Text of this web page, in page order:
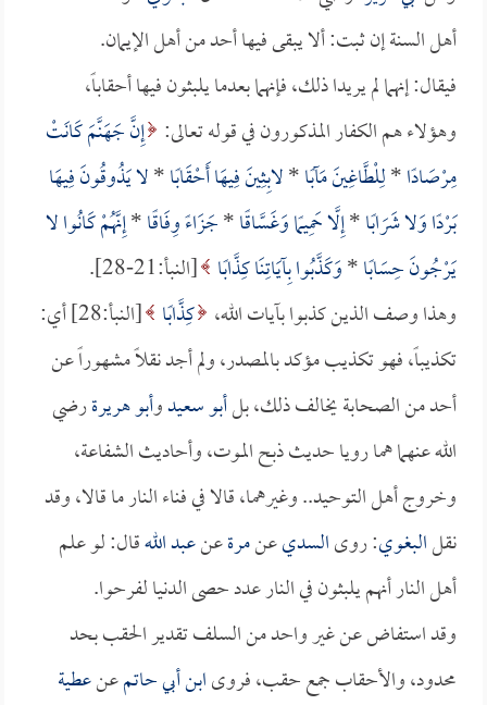
أهل السنة إن ثبت: ألا يبقى فيها أحد من أهل الإيمان.
فيقال: إنهما لم يريدا ذلك، فإنهما بعدما يلبثون فيها أحقاباً،
وهؤلاء هم الكفار المذكورون في قوله تعالى: إِنَّ جَهَنَّمَ كَانَتْ
مِرْصَادًا*لِلْطَّاغِينَ مَآبًا*لابِثِينَ فِيهَا أَحْقَابًا*لا يَذُوقُونَ فِيهَا
بَرْدًا وَلا شَرَابًا*إِلَّا حَمِيمًا وَغَسَّاقًا*جَزَاءً وِفَاقًا*إِنَّهُمْ كَانُوا لا
يَرْجُونَ حِسَابًا*وَكَذَّبُوا بِآيَاتِنَا كِذَّابًا [النبأ:21-28].
وهذا وصف الذين كذبوا بآيات الله، كِذَّابًا
[النبأ:28] أي:
تكذيباً، فهو تكذيب مؤكد بالمصدر، ولم أجد نقلاً مشهوراً عن
أحد من الصحابة يخالف ذلك، بلأبو سعيدوأبو هريرةرضي
الله عنهما هما رويا حديث ذبح الموت، وأحاديث الشفاعة،
وخروج أهل التوحيد.. وغيرهما، قالا في فناء النار ما قالا، وقد
نقلالبغوي: روىالسديعنمرةعنعبد اللهقال: لو علم
أهل النار أنهم يلبثون في النار عدد حصى الدنيا لفرحوا.
وقد استفاض عن غير واحد من السلف تقدير الحقب بحد
محدود، والأحقاب جمع حقب، فروىابن أبي حاتمعنعطية